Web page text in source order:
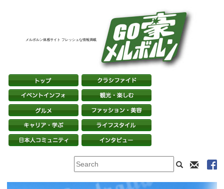
メルボルン体感サイト フレッシュな情報満載